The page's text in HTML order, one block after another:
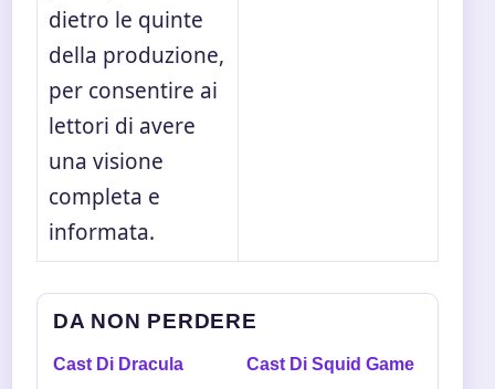
dietro le quinte
della produzione,
per consentire ai
lettori di avere
una visione
completa e
informata.
DA NON PERDERE
Cast Di Dracula
Cast Di Squid Game